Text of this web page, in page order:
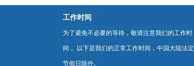
工作时间
为了避免不必要的等待，敬请注意我们的工作时
间 。以下是我们的正常工作时间，中国大陆法定
节假日除外。